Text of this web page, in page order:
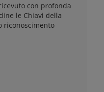
con profonda
le Chiavi della
riconoscimento